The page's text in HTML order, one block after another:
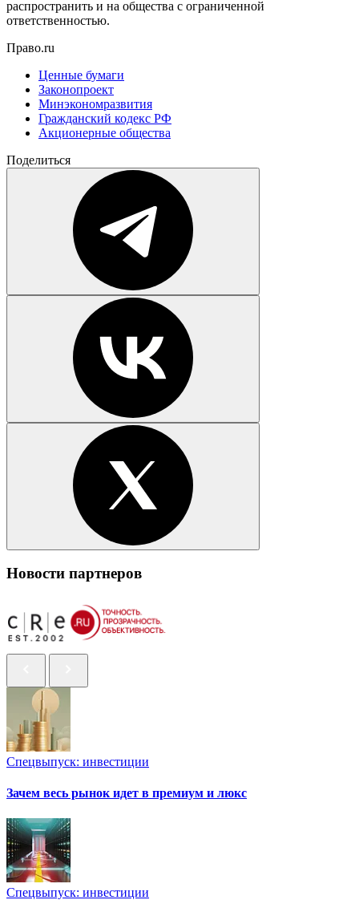
распространить и на общества с ограниченной
ответственностью.
Право.ru
Ценные бумаги
Законопроект
Минэкономразвития
Гражданский кодекс РФ
Акционерные общества
Поделиться
Новости партнеров
Спецвыпуск: инвестиции
Зачем весь рынок идет в премиум и люкс
Спецвыпуск: инвестиции